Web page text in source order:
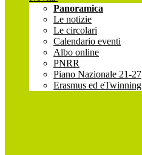
Panoramica
Le notizie
Le circolari
Calendario eventi
Albo online
PNRR
Piano Nazionale 21-27
Erasmus ed eTwinning